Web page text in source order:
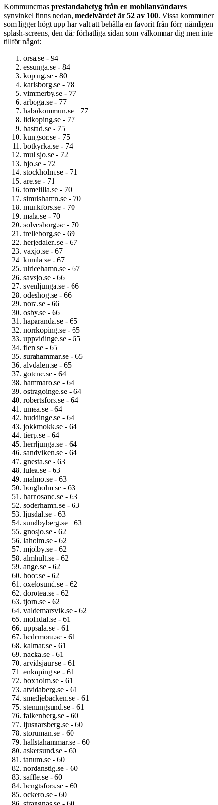
Kommunernas prestandabetyg från en mobilanvändares
synvinkel finns nedan, medelvärdet är 52 av 100. Vissa kommuner
som ligger högt upp har valt att behålla en favorit från förr, nämligen
splash-screens, den där förhatliga sidan som välkomnar dig men inte
tillför något:
orsa.se - 94
essunga.se - 84
koping.se - 80
karlsborg.se - 78
vimmerby.se - 77
arboga.se - 77
habokommun.se - 77
lidkoping.se - 77
bastad.se - 75
kungsor.se - 75
botkyrka.se - 74
mullsjo.se - 72
hjo.se - 72
stockholm.se - 71
are.se - 71
tomelilla.se - 70
simrishamn.se - 70
munkfors.se - 70
mala.se - 70
solvesborg.se - 70
trelleborg.se - 69
herjedalen.se - 67
vaxjo.se - 67
kumla.se - 67
ulricehamn.se - 67
savsjo.se - 66
svenljunga.se - 66
odeshog.se - 66
nora.se - 66
osby.se - 66
haparanda.se - 65
norrkoping.se - 65
uppvidinge.se - 65
flen.se - 65
surahammar.se - 65
alvdalen.se - 65
gotene.se - 64
hammaro.se - 64
ostragoinge.se - 64
robertsfors.se - 64
umea.se - 64
huddinge.se - 64
jokkmokk.se - 64
tierp.se - 64
herrljunga.se - 64
sandviken.se - 64
gnesta.se - 63
lulea.se - 63
malmo.se - 63
borgholm.se - 63
harnosand.se - 63
soderhamn.se - 63
ljusdal.se - 63
sundbyberg.se - 63
gnosjo.se - 62
laholm.se - 62
mjolby.se - 62
almhult.se - 62
ange.se - 62
hoor.se - 62
oxelosund.se - 62
dorotea.se - 62
tjorn.se - 62
valdemarsvik.se - 62
molndal.se - 61
uppsala.se - 61
hedemora.se - 61
kalmar.se - 61
nacka.se - 61
arvidsjaur.se - 61
enkoping.se - 61
boxholm.se - 61
atvidaberg.se - 61
smedjebacken.se - 61
stenungsund.se - 61
falkenberg.se - 60
ljusnarsberg.se - 60
storuman.se - 60
hallstahammar.se - 60
askersund.se - 60
tanum.se - 60
nordanstig.se - 60
saffle.se - 60
bengtsfors.se - 60
ockero.se - 60
strangnas.se - 60